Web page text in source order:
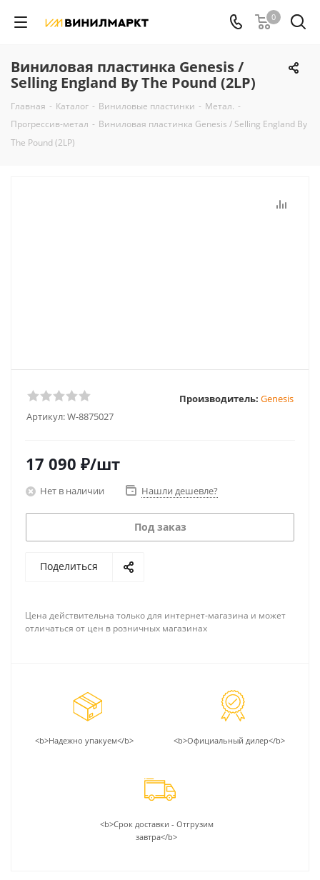
0
Виниловая пластинка Genesis /
Selling England By The Pound (2LP)
Главная - Каталог - Виниловые пластинки - Метал. -
Прогрессив-метал - Виниловая пластинка Genesis / Selling England By
The Pound (2LP)
Артикул:W-8875027
Производитель: Genesis
17 090 ₽/шт
Нет в наличии Нашли дешевле?
Под заказ
Поделиться
Цена действительна только для интернет-магазина и может
отличаться от цен в розничных магазинах
<b>Надежно упакуем</b> <b>Официальный дилер</b>
<b>Срок доставки - Отгрузим
завтра</b>